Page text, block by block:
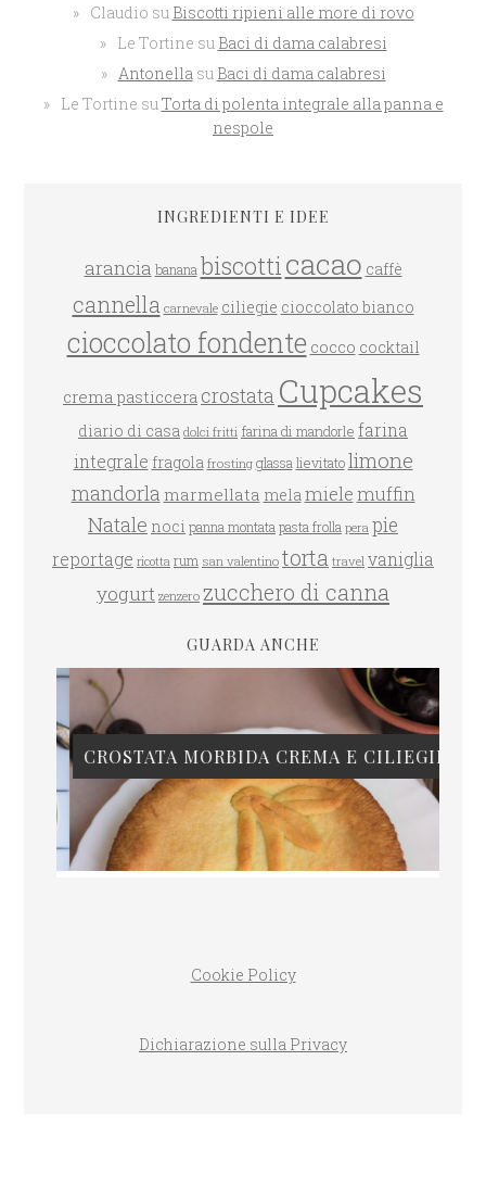
Claudio su Biscotti ripieni alle more di rovo
Le Tortine su Baci di dama calabresi
Antonellasu Baci di dama calabresi
Le Tortine suTorta di polenta integrale alla panna e
nespole
INGREDIENTI E IDEE
arancia banana biscotticacao caffè
cannella carnevale ciliegie cioccolato bianco
cioccolato fondente cocco cocktail
crema pasticcera crostata Cupcakes
diario di casa dolci fritti farina di mandorle farina
integrale fragola frosting glassa lievitato limone
mandorla marmellata melamielemuffin
Natale noci panna montata pasta frolla pera pie
reportage ricotta rum san valentino torta travel vaniglia
yogurt zenzero zucchero di canna
GUARDA ANCHE
CROSTATA MORBIDA CREMA E CILIEGIE
Cookie Policy
Dichiarazione sulla Privacy